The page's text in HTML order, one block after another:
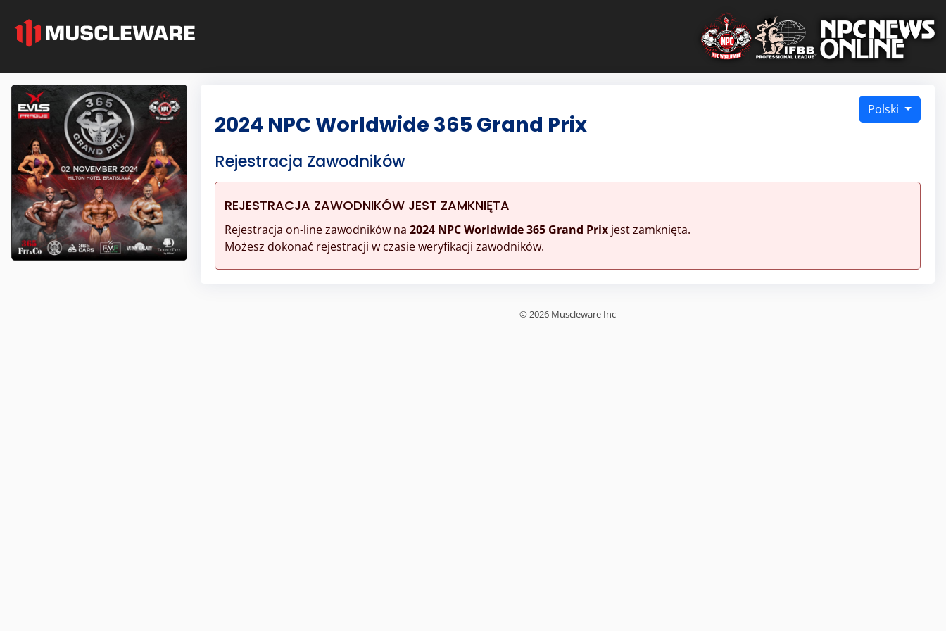
Polski
2024 NPC Worldwide 365 Grand Prix
Rejestracja Zawodników
REJESTRACJA ZAWODNIKÓW JEST ZAMKNIĘTA
Rejestracja on-line zawodników na 2024 NPC Worldwide 365 Grand Prixjest zamknięta.
Możesz dokonać rejestracji w czasie weryfikacji zawodników.
© 2026 Muscleware Inc